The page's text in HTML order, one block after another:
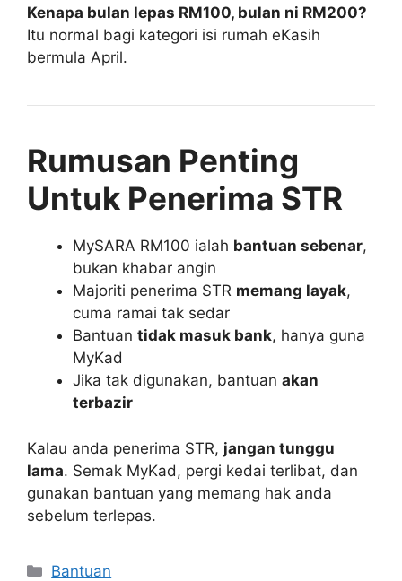
Kenapa bulan lepas RM100, bulan ni RM200?
Itu normal bagi kategori isi rumah eKasih
bermula April.
Rumusan Penting
Untuk Penerima STR
MySARA RM100 ialah bantuan sebenar,
bukan khabar angin
Majoriti penerima STR memang layak,
cuma ramai tak sedar
Bantuan tidak masuk bank, hanya guna
MyKad
Jika tak digunakan, bantuan akan
terbazir
Kalau anda penerima STR, jangan tunggu
lama. Semak MyKad, pergi kedai terlibat, dan
gunakan bantuan yang memang hak anda
sebelum terlepas.
Categories
Bantuan